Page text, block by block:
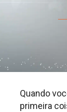
Quando
primeira